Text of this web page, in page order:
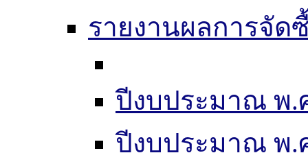
รายงานผลการจัด
ปีงบประมาณ พ.
ปีงบประมาณ พ.